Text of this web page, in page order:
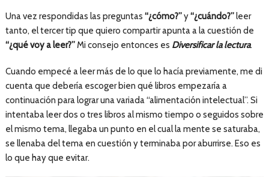
Una vez respondidas las preguntas “¿cómo?”y“¿cuándo?”leer
tanto, el tercer tip que quiero compartir apunta a la cuestión de
“¿qué voy a leer?”Mi consejo entonces es Diversificar la lectura.
Cuando empecé a leer más de lo que lo hacía previamente, me di
cuenta que debería escoger bien qué libros empezaría a
continuación para lograr una variada “alimentación intelectual”. Si
intentaba leer dos o tres libros al mismo tiempo o seguidos sobre
el mismo tema, llegaba un punto en el cual la mente se saturaba,
se llenaba del tema en cuestión y terminaba por aburrirse. Eso es
lo que hay que evitar.